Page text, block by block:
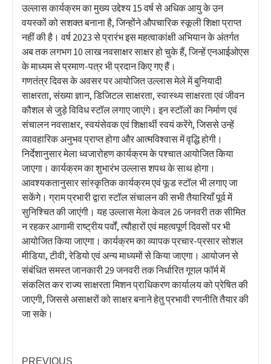
उल्लास कार्यक्रम का मुख्य उद्देश्य 15 वर्ष से अधिक आयु के उन
वयस्कों को सशक्त बनाना है, जिन्होंने औपचारिक स्कूली शिक्षा प्राप्त
नहीं की है। वर्ष 2023 से प्रारंभ इस महत्वाकांक्षी अभियान के अंतर्गत
अब तक लगभग 10 लाख नवसाक्षर साक्षर हो चुके हैं, जिन्हें एनआईओएस
के माध्यम से प्रमाण-पत्र भी प्रदान किए गए हैं।
गणतंत्र दिवस के अवसर पर आयोजित उल्लास मेले में बुनियादी
साक्षरता, संख्या ज्ञान, डिजिटल साक्षरता, स्वास्थ्य साक्षरता एवं जीवन
कौशल से जुड़े विविध स्टॉल लगाए जाएंगे। इन स्टॉलों का निर्माण एवं
संचालन नवसाक्षर, स्वयंसेवक एवं शिक्षार्थी स्वयं करेंगे, जिससे उन्हें
व्यावहारिक अनुभव प्राप्त होगा और आत्मविश्वास में वृद्धि होगी।
निर्देशानुसार मेला ध्वजारोहण कार्यक्रम के पश्चात आयोजित किया
जाएगा। कार्यक्रम का शुभारंभ उल्लास शपथ के साथ होगा।
आवश्यकतानुसार सांस्कृतिक कार्यक्रम एवं फूड स्टॉल भी लगाए जा
सकेंगे। ग्राम प्रभारी द्वारा स्टॉल संचालन की सभी तैयारियाँ पूर्व में
सुनिश्चित की जाएंगी। यह उल्लास मेला केवल 26 जनवरी तक सीमित
न रहकर आगामी राष्ट्रीय पर्वों, त्यौहारों एवं महत्वपूर्ण दिवसों पर भी
आयोजित किया जाएगा। कार्यक्रम का व्यापक प्रचार-प्रसार सोशल
मीडिया, टीवी, रेडियो एवं अन्य माध्यमों से किया जाएगा। आयोजन से
संबंधित समस्त जानकारी 29 जनवरी तक निर्धारित गूगल फॉर्म में
संकलित कर राज्य साक्षरता मिशन प्राधिकरण कार्यालय को प्रेषित की
जाएगी, जिससे असाक्षरों को साक्षर बनाने हेतु प्रभावी रणनीति तैयार की
जा सके।
PREVIOUS